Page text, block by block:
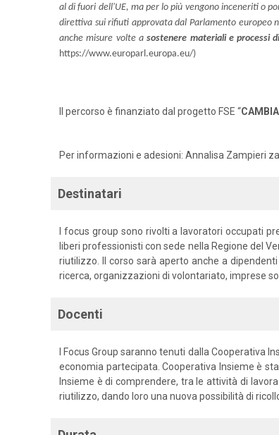
al di fuori dell'UE, ma per lo più vengono inceneriti o
direttiva sui rifiuti approvata dal Parlamento europeo
anche misure volte asostenere materiali e processi
https://www.europarl.europa.eu/)
Il percorso è finanziato dal progetto FSE “
Per informazioni e adesioni: Annalisa Zampieri
Destinatari
I focus group sono rivolti a lavoratori occupati
liberi professionisti con sede nella Regione del
riutilizzo. Il corso sarà aperto anche a
ricerca, organizzazioni di volontariato, imprese
Docenti
I Focus Group saranno tenuti dalla Cooperativa
economia partecipata. Cooperativa Insieme è
Insieme è di comprendere, tra le attività di
riutilizzo, dando loro una nuova possibilità di